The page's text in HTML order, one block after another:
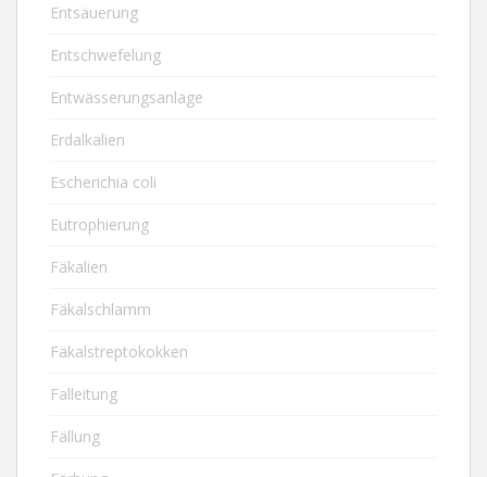
Entsäuerung
Entschwefelung
Entwässerungsanlage
Erdalkalien
Escherichia coli
Eutrophierung
Fäkalien
Fäkalschlamm
Fäkalstreptokokken
Falleitung
Fällung